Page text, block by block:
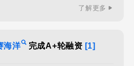
了解更多
海洋 完成A+轮融资 [1]